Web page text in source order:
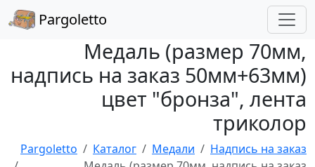
Pargoletto
Медаль (размер 70мм,
надпись на заказ 50мм+63мм)
цвет "бронза", лента
триколор
Pargoletto Каталог Медали
Надпись на заказ